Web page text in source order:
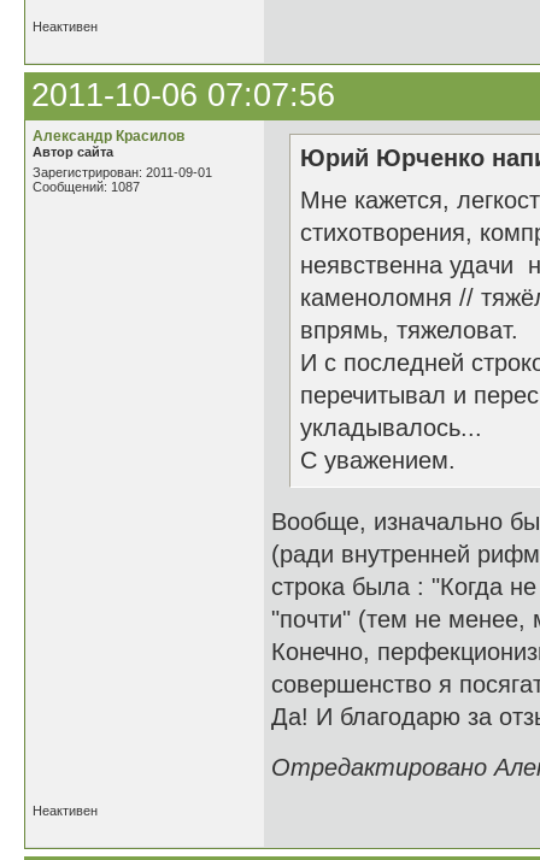
Неактивен
2011-10-06 07:07:56
Александр Красилов
Автор сайта
Зарегистрирован: 2011-09-01
Сообщений: 1087
Юрий Юрченко
Мне кажется,
стихотворения,
неявственна удачи
каменоломня //
впрямь, тяжеловат.
И с последней
перечитывал и
укладывалось...
С уважением.
Вообще, изначально
(ради внутренней
строка была : "Когда
"почти" (тем не менее,
Конечно,
совершенство я
Да! И благодарю за
Отредактировано
Неактивен